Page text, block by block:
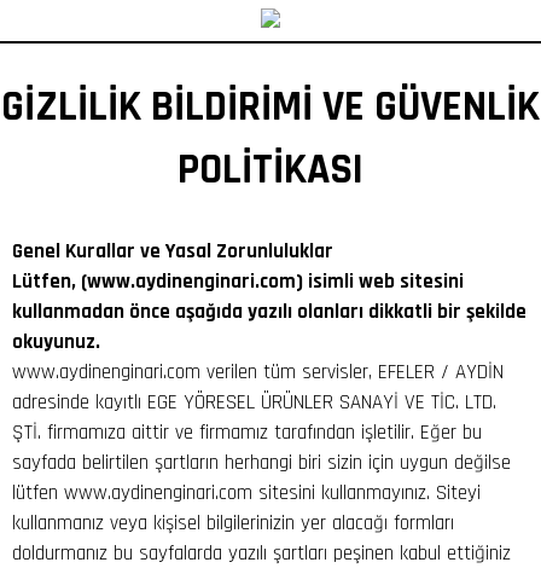
GİZLİLİK BİLDİRİMİ VE GÜVENLİK
POLİTİKASI
Genel Kurallar ve Yasal Zorunluluklar
Lütfen, (www.aydinenginari.com) isimli web sitesini
kullanmadan önce aşağıda yazılı olanları dikkatli bir şekilde
okuyunuz.
www.aydinenginari.com verilen tüm servisler, EFELER / AYDİN
adresinde kayıtlı EGE YÖRESEL ÜRÜNLER SANAYİ VE TİC. LTD.
ŞTİ. firmamıza aittir ve firmamız tarafından işletilir. Eğer bu
sayfada belirtilen şartların herhangi biri sizin için uygun değilse
lütfen www.aydinenginari.com sitesini kullanmayınız. Siteyi
kullanmanız veya kişisel bilgilerinizin yer alacağı formları
doldurmanız bu sayfalarda yazılı şartları peşinen kabul ettiğiniz